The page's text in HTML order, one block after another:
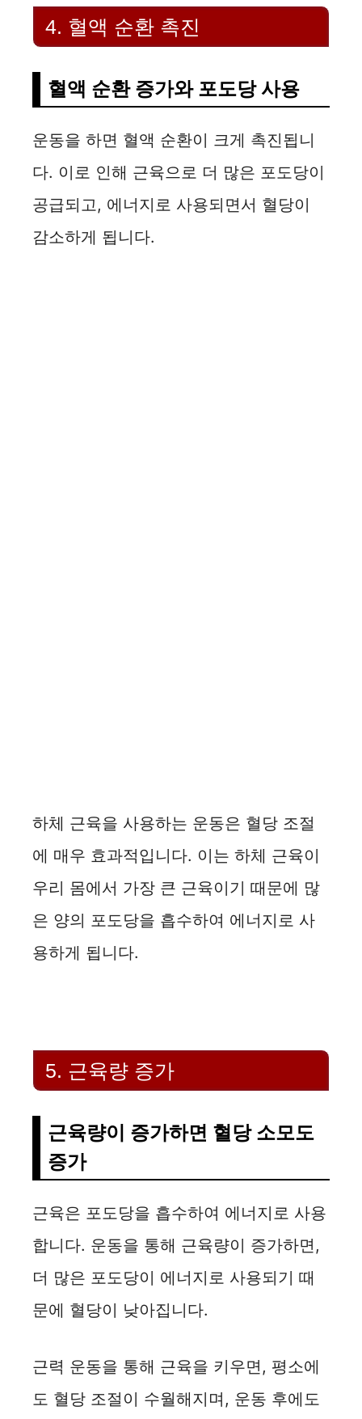
4. 혈액 순환 촉진
혈액 순환 증가와 포도당 사용
운동을 하면 혈액 순환이 크게 촉진됩니
다. 이로 인해 근육으로 더 많은 포도당이
공급되고, 에너지로 사용되면서 혈당이
감소하게 됩니다.
하체 근육을 사용하는 운동은 혈당 조절
에 매우 효과적입니다. 이는 하체 근육이
우리 몸에서 가장 큰 근육이기 때문에 많
은 양의 포도당을 흡수하여 에너지로 사
용하게 됩니다.
5. 근육량 증가
근육량이 증가하면 혈당 소모도
증가
근육은 포도당을 흡수하여 에너지로 사용
합니다. 운동을 통해 근육량이 증가하면,
더 많은 포도당이 에너지로 사용되기 때
문에 혈당이 낮아집니다.
근력 운동을 통해 근육을 키우면, 평소에
도 혈당 조절이 수월해지며, 운동 후에도